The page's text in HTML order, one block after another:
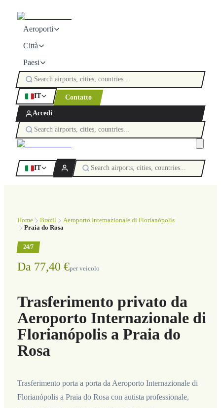
Aeroporti
Città
Paesi
IT Contatto
Accedi
IT
Home Brazil
Aeroporto Internazionale di Florianópolis
Praia do Rosa
24/7
Da 77,40 €per veicolo
Trasferimento privato da
Aeroporto Internazionale di
Florianópolis a Praia do
Rosa
Trasferimento porta a porta da Aeroporto Internazionale di
Florianópolis a Praia do Rosa con autista professionale,